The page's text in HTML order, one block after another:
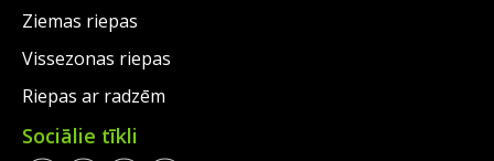
Ziemas riepas
Vissezonas riepas
Riepas ar radzēm
Sociālie tīkli